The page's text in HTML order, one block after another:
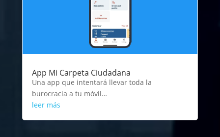
App Mi Carpeta Ciudadana
Una app que intentará llevar toda la
burocracia a tu móvil…
leer más